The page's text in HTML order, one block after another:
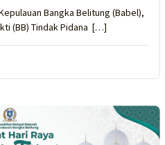
Bangka Belitung (Babel),
(BB) Tindak Pidana […]